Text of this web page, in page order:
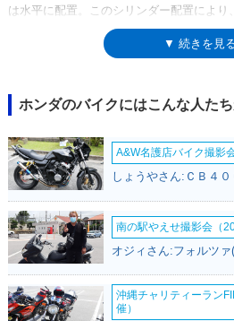
は水平に配置。このシリンダー配置により
大きい5.3リッターサイズとなった。ライ
ずれもフロントディスクブレーキの「ZX
ル）。前輪にディスクブレーキを採用する
ブレーキも搭載。1999年のマイナーチェン
成10年排出ガス規制に適合するため、マフ
の対策が施された。この際、ベーシックモ
設定された。2001年のマイナーチェンジに
ディオJが改名したライブディオSの2モデ
いうことになったが、ライブディオ・シリ
でラインナップされたのち、4ストエンジ
トディオ」にバトンタッチした。
▼ 続きを見
ホンダのバイクにはこんな人た
A&W名護店バイク撮影
南の駅やえせ撮影会（
オジィさん:フォルツァ
沖縄チャリティーラン
催）